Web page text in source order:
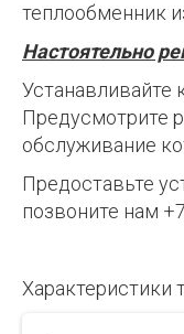
теплообменник
Настоятельно
Устанавливайте
Предусмотрите
обслуживание
Предоставьте
позвоните нам
Характеристики